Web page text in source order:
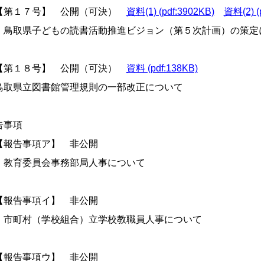
１７号】 公開（可決） 資料(1) (pdf:3902KB) 資料(2)
県子どもの読書活動推進ビジョン（第５次計画）の策定
１８号】 公開（可決） 資料 (pdf:138KB)
取県立図書館管理規則の一部改正について
事項
告事項ア】 非公開
委員会事務部局人事について
告事項イ】 非公開
市町村（学校組合）立学校教職員人事について
告事項ウ】 非公開